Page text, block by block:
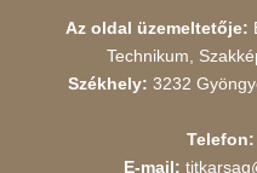
Az oldal üzemeltetője:
Technikum,
Székhely: 3232
Telefon:
E-mail: